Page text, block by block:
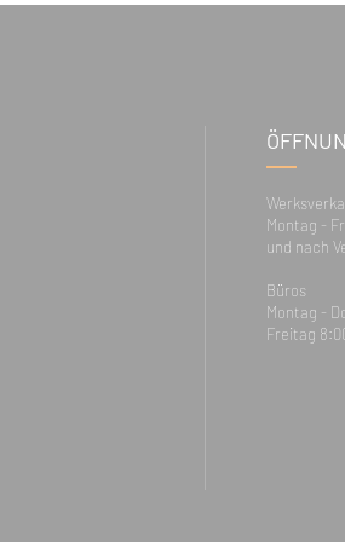
Montag -
und nach
Büros
Montag -
Freitag